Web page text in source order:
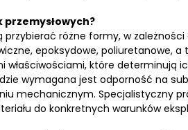
przybierać różne formy, w
epoksydowe, poliuretanowe,
które determinują
wymagana jest odporność na
mechanicznym. Specjalistyczny
do konkretnych warunków